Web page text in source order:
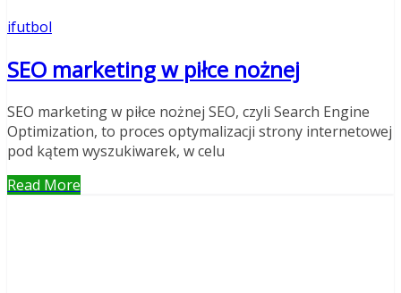
ifutbol
SEO marketing w piłce nożnej
SEO marketing w piłce nożnej SEO, czyli Search Engine
Optimization, to proces optymalizacji strony internetowej
pod kątem wyszukiwarek, w celu
Read More